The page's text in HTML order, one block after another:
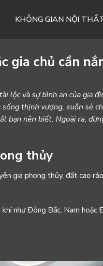
KHÔNG GIAN NỘI
gia chủ cần
lộc và sự bình an của gia
thịnh vượng, suôn sẻ
bạn nên biết. Ngoài ra,
thủy
gia phong thủy, đất cao
như Đông Bắc, Nam